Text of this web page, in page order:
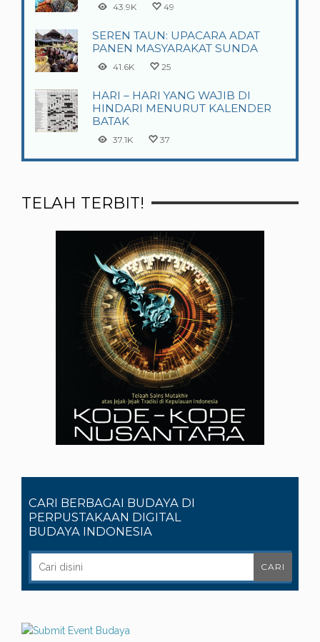
43.9K 49
SEREN TAUN: UPACARA ADAT
PANEN MASYARAKAT SUNDA
41.6K 25
HARI – HARI YANG WAJIB DI
HINDARI MENURUT KALENDER
BATAK
37.1K 37
TELAH TERBIT!
CARI BERBAGAI BUDAYA DI
PERPUSTAKAAN DIGITAL
BUDAYA INDONESIA